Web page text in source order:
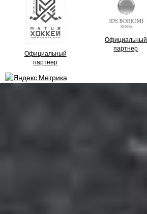
Официальный
партнер
Официальный
партнер